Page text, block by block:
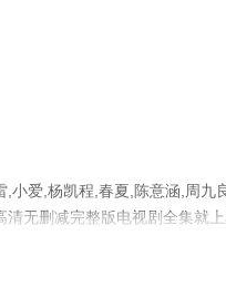
小爱,杨凯程,春夏,陈意涵,周九
无删减完整版电视剧全集就